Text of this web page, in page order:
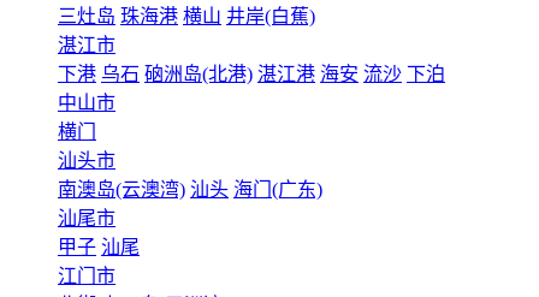
三灶岛 珠海港 横山 井岸(白蕉)
湛江市
下港 乌石 硇洲岛(北港) 湛江港 海安 流沙 下泊
中山市
横门
汕头市
南澳岛(云澳湾) 汕头 海门(广东)
汕尾市
甲子 汕尾
江门市